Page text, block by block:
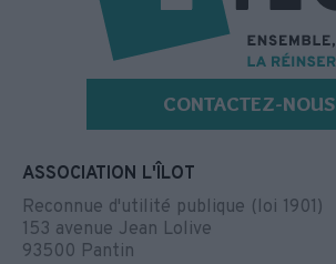
CONTACTEZ-NOUS
ASSOCIATION L'ÎLOT
Reconnue d'utilité publique (loi 1901)
153 avenue Jean Lolive
93500 Pantin